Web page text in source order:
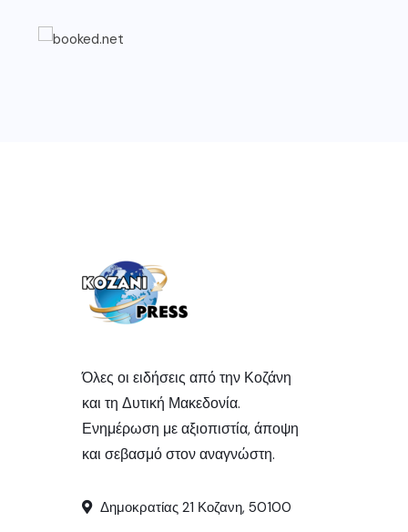
Όλες οι ειδήσεις από την Κοζάνη
και τη Δυτική Μακεδονία.
Ενημέρωση με αξιοπιστία, άποψη
και σεβασμό στον αναγνώστη.
Δημοκρατίας 21 Κοζανη, 50100